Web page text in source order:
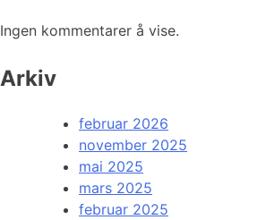
Ingen kommentarer å vise.
Arkiv
februar 2026
november 2025
mai 2025
mars 2025
februar 2025